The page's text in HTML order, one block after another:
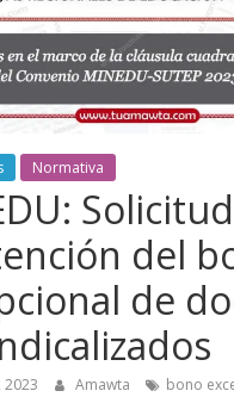
Normativa
del
de
2023 Amawta
bono